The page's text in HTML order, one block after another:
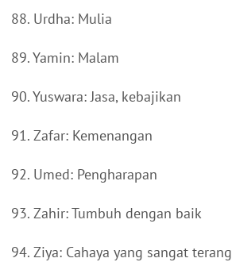
88. Urdha: Mulia
89. Yamin: Malam
90. Yuswara: Jasa, kebajikan
91. Zafar: Kemenangan
92. Umed: Pengharapan
93. Zahir: Tumbuh dengan baik
94. Ziya: Cahaya yang sangat terang